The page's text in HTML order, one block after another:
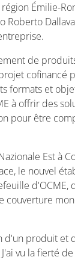
Émilie-
de
formats et
à offrir des
pour être
Est à
le nouvel
produit
vu la fierté